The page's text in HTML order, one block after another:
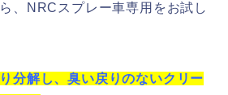
、NRCスプレー車専用をお試し
分解し、臭い戻りのないクリー